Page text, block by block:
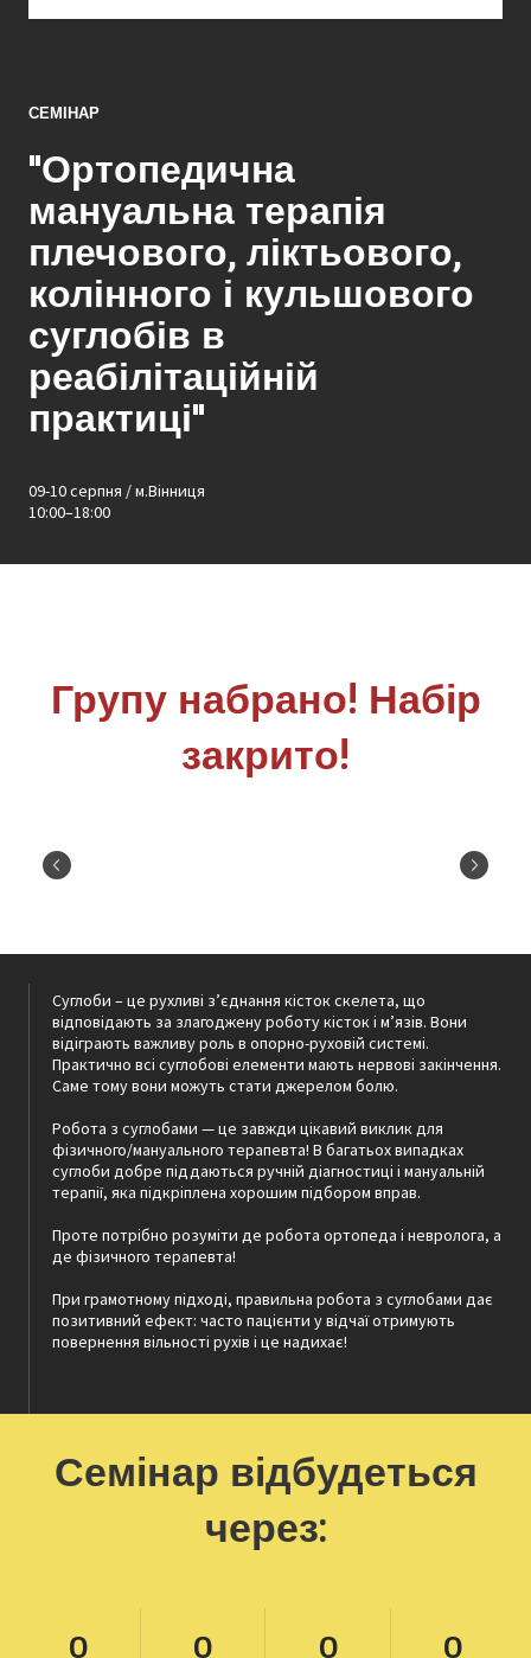
СЕМІНАР
"Ортопедична
мануальна терапія
плечового, ліктьового,
колінного і кульшового
суглобів в
реабілітаційній
практиці"
09-10 серпня / м.Вінниця
10:00–18:00
Групу набрано! Набір
закрито!
Суглоби – це рухливі з’єднання кісток скелета, що
відповідають за злагоджену роботу кісток і м’язів. Вони
відіграють важливу роль в опорно-руховій системі.
Практично всі суглобові елементи мають нервові закінчення.
Саме тому вони можуть стати джерелом болю.
Робота з суглобами — це завжди цікавий виклик для
фізичного/мануального терапевта! В багатьох випадках
суглоби добре піддаються ручній діагностиці і мануальній
терапії, яка підкріплена хорошим підбором вправ.
Проте потрібно розуміти де робота ортопеда і невролога, а
де фізичного терапевта!
При грамотному підході, правильна робота з суглобами дає
позитивний ефект: часто пацієнти у відчаї отримують
повернення вільності рухів і це надихає!
Семінар відбудеться
через:
0 0 0 0